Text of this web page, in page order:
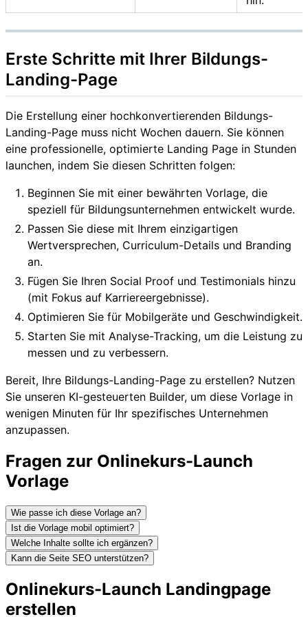
Erste Schritte mit Ihrer Bildungs-
Landing-Page
Die Erstellung einer hochkonvertierenden Bildungs-
Landing-Page muss nicht Wochen dauern. Sie können
eine professionelle, optimierte Landing Page in Stunden
launchen, indem Sie diesen Schritten folgen:
Beginnen Sie mit einer bewährten Vorlage, die
speziell für Bildungsunternehmen entwickelt wurde.
Passen Sie diese mit Ihrem einzigartigen
Wertversprechen, Curriculum-Details und Branding
an.
Fügen Sie Ihren Social Proof und Testimonials hinzu
(mit Fokus auf Karriereergebnisse).
Optimieren Sie für Mobilgeräte und Geschwindigkeit.
Starten Sie mit Analyse-Tracking, um die Leistung zu
messen und zu verbessern.
Bereit, Ihre Bildungs-Landing-Page zu erstellen? Nutzen
Sie unseren KI-gesteuerten Builder, um diese Vorlage in
wenigen Minuten für Ihr spezifisches Unternehmen
anzupassen.
Fragen zur Onlinekurs-Launch
Vorlage
Wie passe ich diese Vorlage an?
Ist die Vorlage mobil optimiert?
Welche Inhalte sollte ich ergänzen?
Kann die Seite SEO unterstützen?
Onlinekurs-Launch Landingpage
erstellen